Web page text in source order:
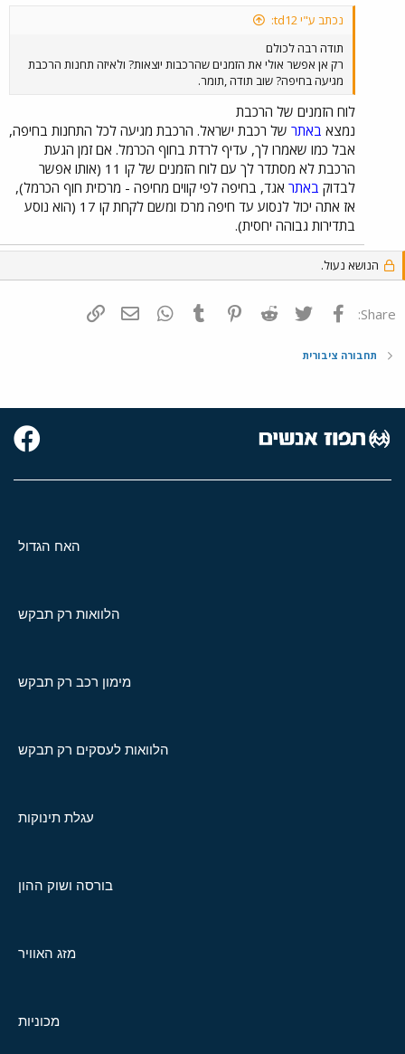
נכתב ע"י td12:
תודה רבה לכולם
רק אן אפשר אולי את הזמנים שהרכבות יוצאות? ולאיזה תחנות הרכבת
מגיעה בחיפה? שוב תודה ,תומר.
לוח הזמנים של הרכבת
נמצא באתר של רכבת ישראל. הרכבת מגיעה לכל התחנות בחיפה,
אבל כמו שאמרו לך, עדיף לרדת בחוף הכרמל. אם זמן הגעת
הרכבת לא מסתדר לך עם לוח הזמנים של קו 11 (אותו אפשר
לבדוק באתר אגד, בחיפה לפי קווים מחיפה - מרכזית חוף הכרמל),
אז אתה יכול לנסוע עד חיפה מרכז ומשם לקחת קו 17 (הוא נוסע
בתדירות גבוהה יחסית).
הנושא נעול.
Share: פייסבוק Twitter
Reddit
Pinterest
Tumblr
WhatsAppדואר אלקטרוני
תחבורה ציבורית
האח הגדול
הלוואות רק תבקש
מימון רכב רק תבקש
הלוואות לעסקים רק תבקש
עגלת תינוקות
בורסה ושוק ההון
מזג האוויר
מכוניות